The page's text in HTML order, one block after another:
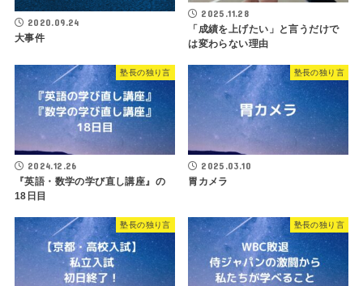
2020.09.24
大事件
2025.11.28
「成績を上げたい」と言うだけで
は変わらない理由
塾長の独り言
2024.12.26
『英語・数学の学び直し講座』の
18日目
塾長の独り言
2025.03.10
胃カメラ
塾長の独り言 塾長の独り言